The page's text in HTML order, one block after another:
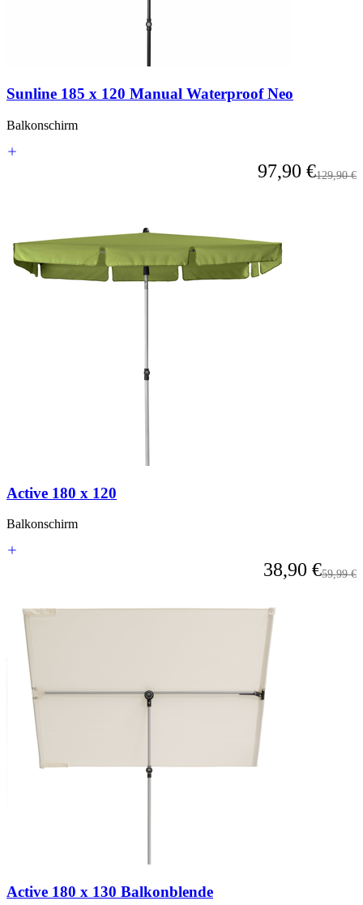
Navigation
die
wechseln.
Sunline 185 x 120 Manual Waterproof Neo
Balkonschirm
Ab
97,90 €129,90 €
Active 180 x 120
Balkonschirm
Ab
38,90 €59,99 €
Active 180 x 130 Balkonblende